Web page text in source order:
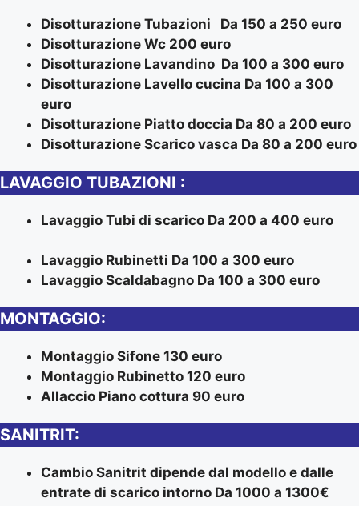
Disotturazione Tubazioni Da 150 a 250 euro
Disotturazione Wc 200 euro
Disotturazione Lavandino Da 100 a 300 euro
Disotturazione Lavello cucina Da 100 a 300
euro
Disotturazione Piatto doccia Da 80 a 200 euro
Disotturazione Scarico vasca Da 80 a 200 euro
LAVAGGIO TUBAZIONI :
Lavaggio Tubi di scarico Da 200 a 400 euro
Lavaggio Rubinetti Da 100 a 300 euro
Lavaggio Scaldabagno Da 100 a 300 euro
MONTAGGIO:
Montaggio Sifone 130 euro
Montaggio Rubinetto 120 euro
Allaccio Piano cottura 90 euro
SANITRIT:
Cambio Sanitrit dipende dal modello e dalle
entrate di scarico intorno Da 1000 a 1300€